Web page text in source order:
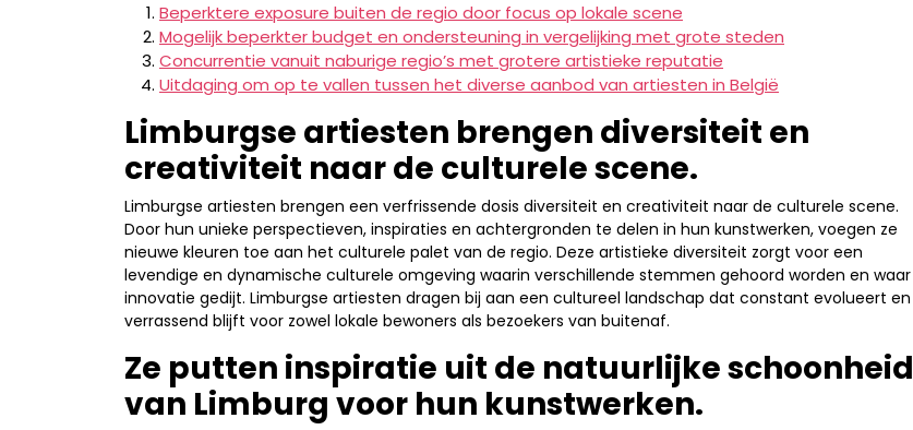
Beperktere exposure buiten de regio door focus op lokale scene
Mogelijk beperkter budget en ondersteuning in vergelijking met grote steden
Concurrentie vanuit naburige regio’s met grotere artistieke reputatie
Uitdaging om op te vallen tussen het diverse aanbod van artiesten in België
Limburgse artiesten brengen diversiteit en
creativiteit naar de culturele scene.
Limburgse artiesten brengen een verfrissende dosis diversiteit en creativiteit naar de culturele scene.
Door hun unieke perspectieven, inspiraties en achtergronden te delen in hun kunstwerken, voegen ze
nieuwe kleuren toe aan het culturele palet van de regio. Deze artistieke diversiteit zorgt voor een
levendige en dynamische culturele omgeving waarin verschillende stemmen gehoord worden en waar
innovatie gedijt. Limburgse artiesten dragen bij aan een cultureel landschap dat constant evolueert en
verrassend blijft voor zowel lokale bewoners als bezoekers van buitenaf.
Ze putten inspiratie uit de natuurlijke schoonheid
van Limburg voor hun kunstwerken.